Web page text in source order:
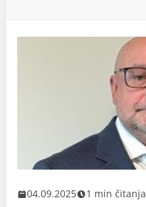
04.09.2025 1 min čitanja